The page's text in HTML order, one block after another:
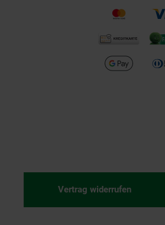
Vertrag widerrufen